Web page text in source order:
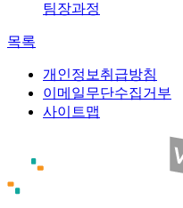
팀장과정
목록
개인정보취급방침
이메일무단수집거부
사이트맵